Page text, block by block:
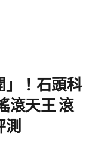
」！石頭科
滾天王 滾
測